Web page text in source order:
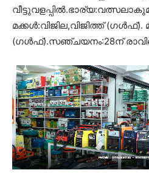
മക്കൾ:വിജില,വിജിത്ത്
(ഗൾഫ്).സഞ്ചയനം:28ന്